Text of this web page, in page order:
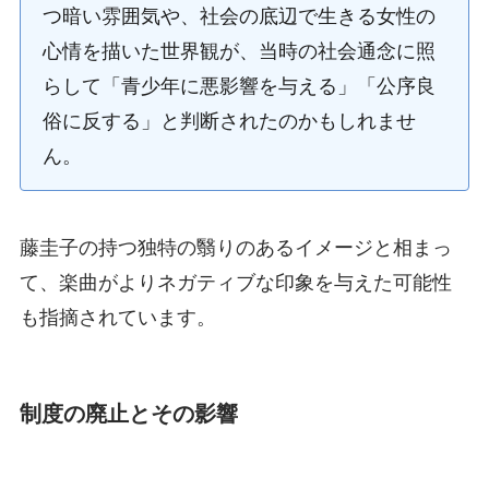
つ暗い雰囲気や、社会の底辺で生きる女性の
心情を描いた世界観が、当時の社会通念に照
らして「青少年に悪影響を与える」「公序良
俗に反する」と判断されたのかもしれませ
ん。
藤圭子の持つ独特の翳りのあるイメージと相まっ
て、楽曲がよりネガティブな印象を与えた可能性
も指摘されています。
制度の廃止とその影響